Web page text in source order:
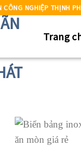
CÔNG NGHIỆP THỊNH
Trang